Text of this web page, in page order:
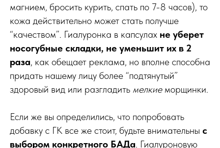
магнием, бросить курить, спать по 7-8 часов), то
кожа действительно может стать получше
“качеством”. Гиалуронка в капсулах не уберет
носогубные складки, не уменьшит их в 2
раза, как обещает реклама, но вполне способна
придать нашему лицу более “подтянутый”
здоровый вид или разгладить мелкиеморщинки.
Если же вы определились, что попробовать
добавку с ГК все же стоит, будьте внимательны с
выбором конкретного БАДа. Гиалуроновую